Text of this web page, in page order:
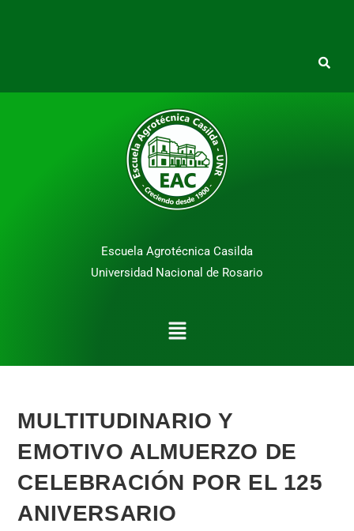
Escuela Agrotécnica Casilda
Universidad Nacional de Rosario
MULTITUDINARIO Y
EMOTIVO ALMUERZO DE
CELEBRACIÓN POR EL 125
ANIVERSARIO